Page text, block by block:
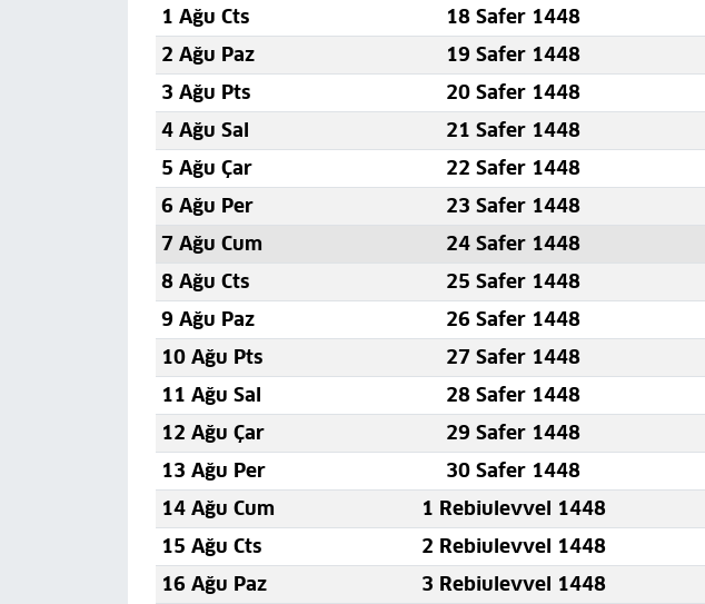
1 Ağu Cts
18 Safer 1448
2 Ağu Paz
19 Safer 1448
3 Ağu Pts
20 Safer 1448
4 Ağu Sal
21 Safer 1448
5 Ağu Çar
22 Safer 1448
6 Ağu Per
23 Safer 1448
7 Ağu Cum
24 Safer 1448
8 Ağu Cts
25 Safer 1448
9 Ağu Paz
26 Safer 1448
10 Ağu Pts
27 Safer 1448
11 Ağu Sal
28 Safer 1448
12 Ağu Çar
29 Safer 1448
13 Ağu Per
30 Safer 1448
14 Ağu Cum
1 Rebiulevvel 1448
15 Ağu Cts
2 Rebiulevvel 1448
16 Ağu Paz
3 Rebiulevvel 1448